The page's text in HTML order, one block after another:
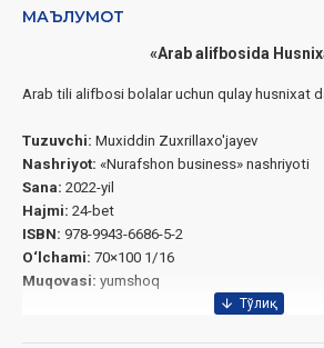
МАЪЛУМОТ
«Arab alifbosida
Arab tili alifbosi bolalar uchun qulay husnixat
Tuzuvchi: Muxiddin Zuxrillaxo'jayev
Nashriyot: «Nurafshon business» nashriyoti
Sana: 2022-yil
Hajmi: 24-bet
ISBN: 978-9943-6686-5-2
O‘lchami: 70×100 1/16
Muqovasi: yumshoq